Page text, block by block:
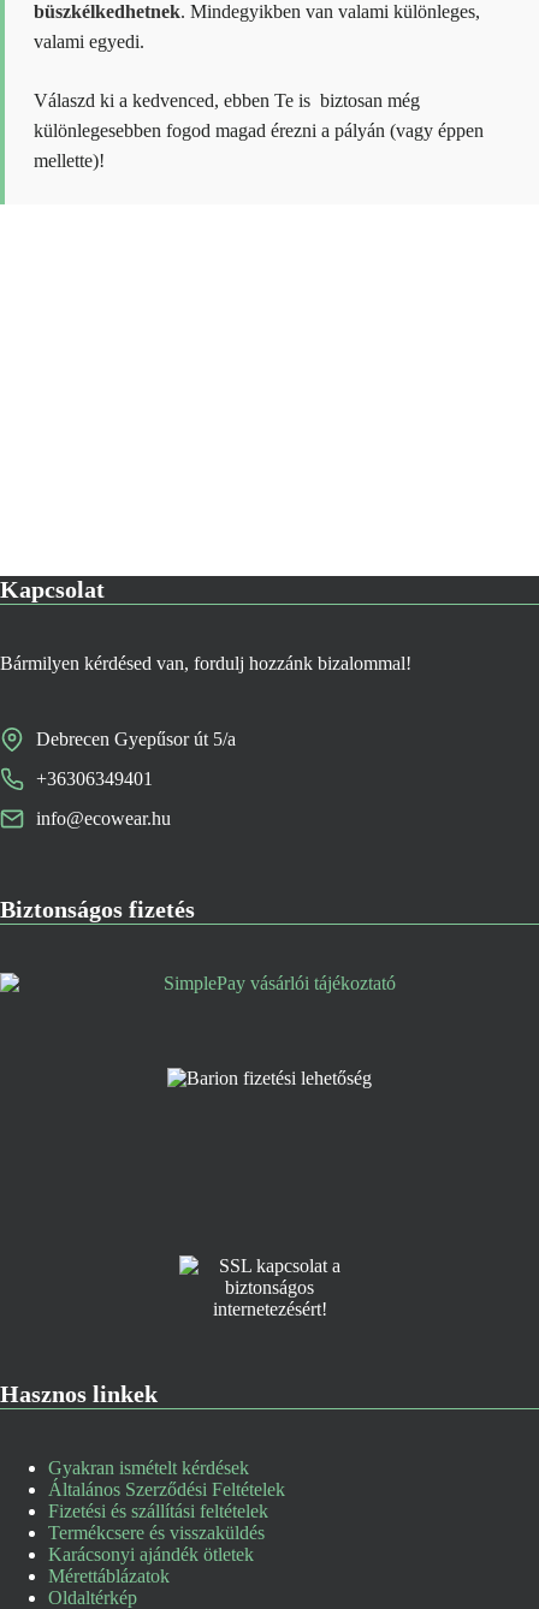
büszkélkedhetnek. Mindegyikben van valami különleges,
valami egyedi.
Válaszd ki a kedvenced, ebben Te is biztosan még
különlegesebben fogod magad érezni a pályán (vagy éppen
mellette)!
Kapcsolat
Bármilyen kérdésed van, fordulj hozzánk bizalommal!
Debrecen Gyepűsor út 5/a
+36306349401
info@ecowear.hu
Biztonságos fizetés
Hasznos linkek
Gyakran ismételt kérdések
Általános Szerződési Feltételek
Fizetési és szállítási feltételek
Termékcsere és visszaküldés
Karácsonyi ajándék ötletek
Mérettáblázatok
Oldaltérkép